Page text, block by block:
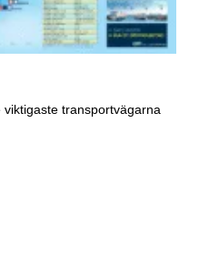
transportvägarna